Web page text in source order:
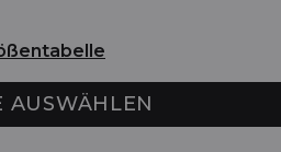
AUSWÄHLEN